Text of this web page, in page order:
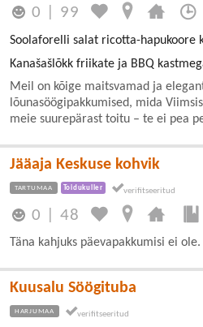
0 99
Soolaforelli salat ricotta-hapukoore
Kanašašlõkk friikate ja BBQ
Meil on kõige maitsvamad ja
lõunasöögipakkumised, mida
meie suurepärast toitu – te ei pea
Jääaja Keskuse kohvik
TARTUMAA Toidukuller
0 |48
Täna kahjuks päevapakkumisi ei
Kuusalu Söögituba
HARJUMAA